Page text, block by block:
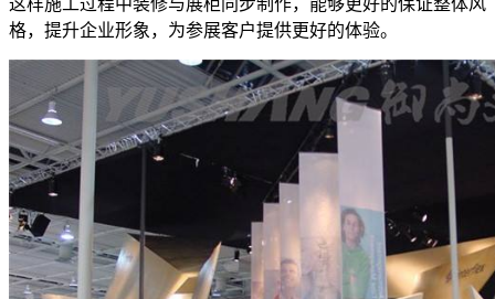
格，提升企业形象， 为参展客户提供更好的体验。